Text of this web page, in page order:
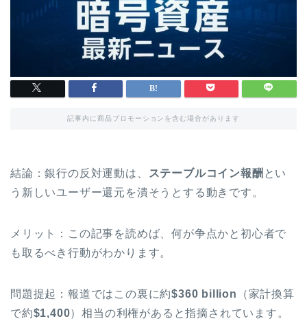
記事内に商品プロモーションを含む場合があります
結論：銀行の反対運動は、 ステーブルコイン報酬 とい
う新しいユーザー還元を潰そうとする動きです。
メリット：この記事を読めば、何が争点かと初心者で
も取るべき行動がわかります。
問題提起：報道ではこの裏に約$360 billion
（家計換算
で約$1,400）相当の利権があると指摘されています。